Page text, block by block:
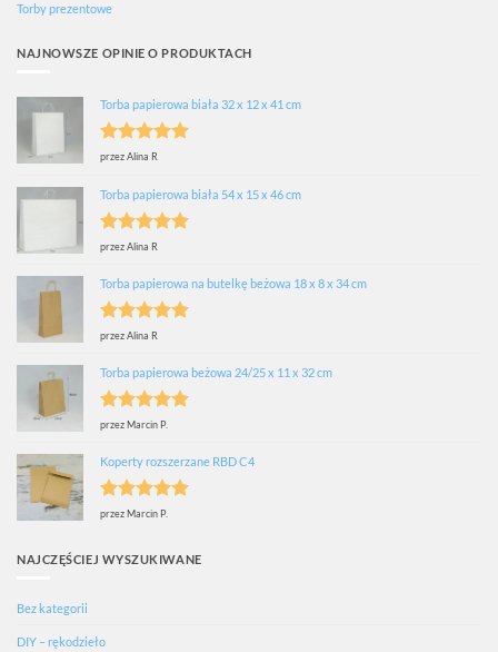
Torby prezentowe
NAJNOWSZE OPINIE O PRODUKTACH
Torba papierowa biała 32 x 12 x 41 cm
Oceniono
przez Alina R
Torba papierowa biała 54 x 15 x 46 cm
Oceniono
przez Alina R
Torba papierowa na butelkę beżowa 18 x 8 x 34 cm
Oceniono
przez Alina R
Torba papierowa beżowa 24/25 x 11 x 32 cm
Oceniono
przez Marcin P.
Koperty rozszerzane RBD C4
Oceniono
przez Marcin P.
NAJCZĘŚCIEJ WYSZUKIWANE
Bez kategorii
DIY – rękodzieło